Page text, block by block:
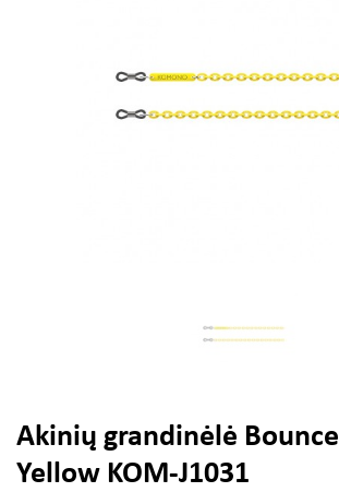
Akinių grandinėlė Bounce
Yellow KOM-J1031